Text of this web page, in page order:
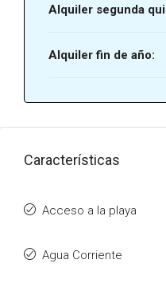
Alquiler segunda
Alquiler fin de año:
Características
Acceso a la playa
Agua Corriente